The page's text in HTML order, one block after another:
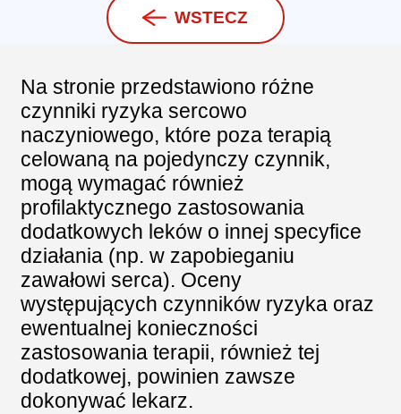
WSTECZ
Na stronie przedstawiono różne
czynniki ryzyka sercowo
naczyniowego, które poza terapią
celowaną na pojedynczy czynnik,
mogą wymagać również
profilaktycznego zastosowania
dodatkowych leków o innej specyfice
działania (np. w zapobieganiu
zawałowi serca). Oceny
występujących czynników ryzyka oraz
ewentualnej konieczności
zastosowania terapii, również tej
dodatkowej, powinien zawsze
dokonywać lekarz.